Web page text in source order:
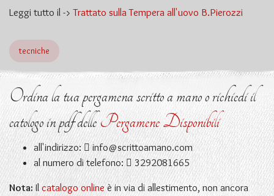
Leggi tutto il ->Trattato sulla Tempera all'uovo B.Pierozzi
tecniche
Ordina la tua pergamena scritto a mano o richiedi il
catologo in pdf dellePergamene Disponibili
all'indirizzo: info@scrittoamano.com
al numero di telefono:
3292081665
Nota:Il catalogo onlineè in via di allestimento, non ancora